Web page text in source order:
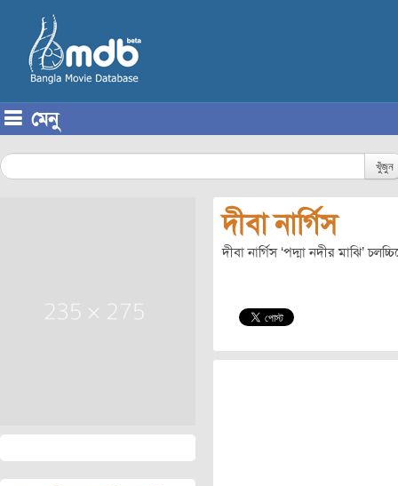
মেনু
খুঁজুন
দীবা নার্গিস
দীবা নার্গিস ‘পদ্মা নদীর মাঝি’